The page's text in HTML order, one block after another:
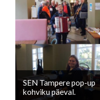
SEN Tampere pop-up
kohviku päeval.